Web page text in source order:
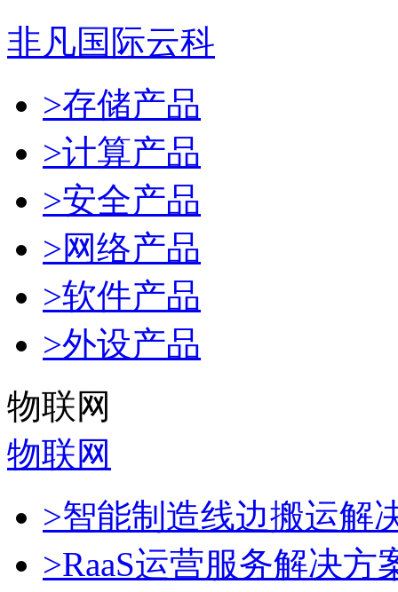
非凡国际云科
>存储产品
>计算产品
>安全产品
>网络产品
>软件产品
>外设产品
物联网
物联网
>智能制造线边搬运解
>RaaS运营服务解决方